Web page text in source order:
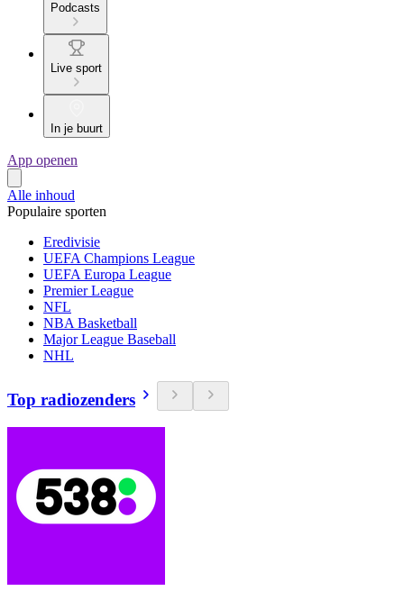
Podcasts
Live sport
In je buurt
App openen
Alle inhoud
Populaire sporten
Eredivisie
UEFA Champions League
UEFA Europa League
Premier League
NFL
NBA Basketball
Major League Baseball
NHL
Top radiozenders